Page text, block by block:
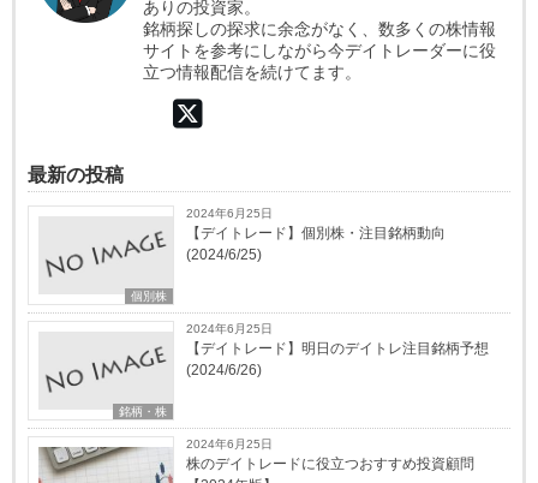
ありの投資家。
銘柄探しの探求に余念がなく、数多くの株情報
サイトを参考にしながら今デイトレーダーに役
立つ情報配信を続けてます。
最新の投稿
個別株
2024年6月25日
【デイトレード】個別株・注目銘柄動向
(2024/6/25)
銘柄・株
2024年6月25日
【デイトレード】明日のデイトレ注目銘柄予想
(2024/6/26)
2024年6月25日
株のデイトレードに役立つおすすめ投資顧問